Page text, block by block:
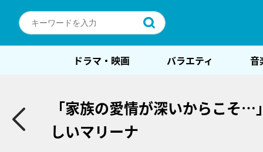
ドラマ・映画 バラエティ 音
「家族の愛情が深いからこそ
しいマリーナ